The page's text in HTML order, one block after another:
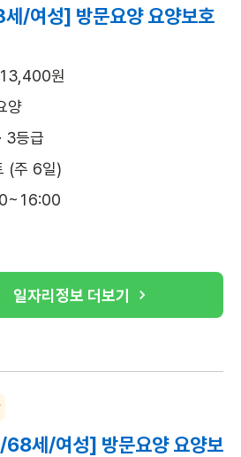
/여성] 방문요양 요양보호
원
양
3등급
(주 6일)
일자리정보 더보기
68세/여성] 방문요양 요양보